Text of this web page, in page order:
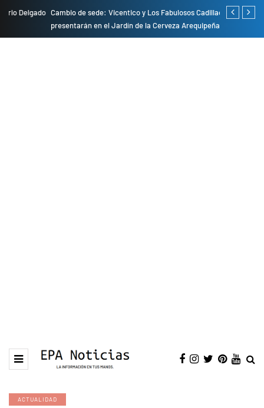
Cambio de sede: Vicentico y Los Fabulosos Cadillacs se
presentarán en el Jardín de la Cerveza Arequipeña
Empresas
ACTUALIDAD